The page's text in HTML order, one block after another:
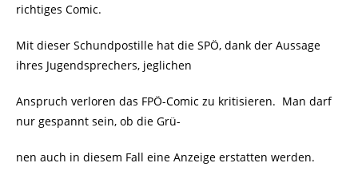
richtiges Comic.
Mit dieser Schundpostille hat die SPÖ, dank der Aussage
ihres Jugendsprechers, jeglichen
Anspruch verloren das FPÖ-Comic zu kritisieren. Man darf
nur gespannt sein, ob die Grü-
nen auch in diesem Fall eine Anzeige erstatten werden.